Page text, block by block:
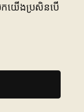
មកយើងប្រសិនបើ